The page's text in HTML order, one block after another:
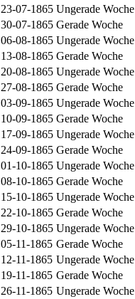
23-07-1865 Ungerade Woche
30-07-1865 Gerade Woche
06-08-1865 Ungerade Woche
13-08-1865 Gerade Woche
20-08-1865 Ungerade Woche
27-08-1865 Gerade Woche
03-09-1865 Ungerade Woche
10-09-1865 Gerade Woche
17-09-1865 Ungerade Woche
24-09-1865 Gerade Woche
01-10-1865 Ungerade Woche
08-10-1865 Gerade Woche
15-10-1865 Ungerade Woche
22-10-1865 Gerade Woche
29-10-1865 Ungerade Woche
05-11-1865 Gerade Woche
12-11-1865 Ungerade Woche
19-11-1865 Gerade Woche
26-11-1865 Ungerade Woche